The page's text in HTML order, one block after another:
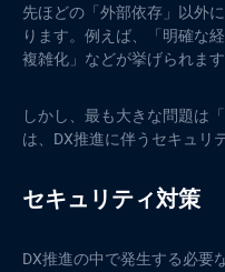
先ほどの「外部依存」以外
ります。例えば、「明確な
複雑化」などが挙げられます
しかし、最も大きな問題は
は、DX推進に伴うセキュリ
セキュリティ対策
DX推進の中で発生する必要